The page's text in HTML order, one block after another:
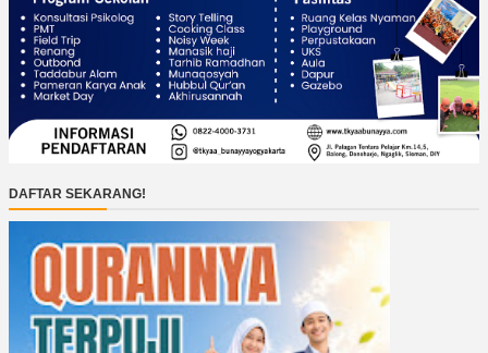
DAFTAR SEKARANG!